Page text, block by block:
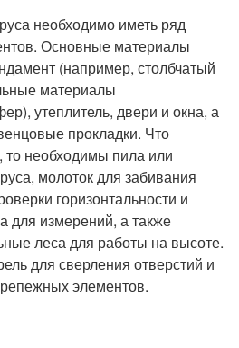
необходимо иметь ряд
Основные материалы
(например, столбчатый
материалы
утеплитель, двери и окна, а
прокладки. Что
то необходимы пила или
молоток для забивания
горизонтальности и
для измерений, а также
леса для работы на высоте.
для сверления отверстий и
элементов.